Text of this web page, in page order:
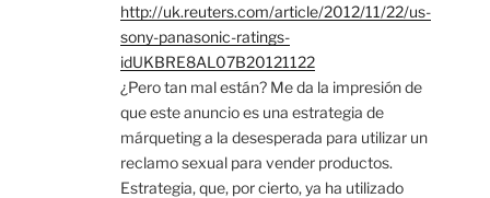
http://uk.reuters.com/article/2012/11/22/us-
sony-panasonic-ratings-
idUKBRE8AL07B20121122
¿Pero tan mal están? Me da la impresión de
que este anuncio es una estrategia de
márqueting a la desesperada para utilizar un
reclamo sexual para vender productos.
Estrategia, que, por cierto, ya ha utilizado